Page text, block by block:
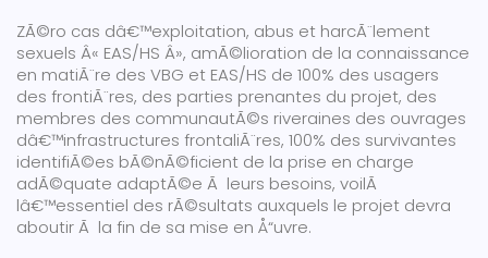
ZÃ©ro cas dâ€™exploitation, abus et harcÃ¨lement
sexuels Â« EAS/HS Â», amÃ©lioration de la connaissance
en matiÃ¨re des VBG et EAS/HS de 100% des usagers
des frontiÃ¨res, des parties prenantes du projet, des
membres des communautÃ©s riveraines des ouvrages
dâ€™infrastructures frontaliÃ¨res, 100% des survivantes
identifiÃ©es bÃ©nÃ©ficient de la prise en charge
adÃ©quate adaptÃ©e Ã leurs besoins, voilÃ
lâ€™essentiel des rÃ©sultats auxquels le projet devra
aboutir Ã la fin de sa mise en Å“uvre.